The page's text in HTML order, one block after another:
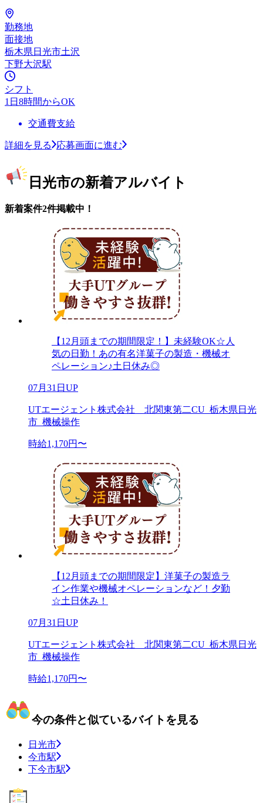
勤務地
面接地
栃木県日光市土沢
下野大沢駅
シフト
1日8時間からOK
交通費支給
詳細を見る 応募画面に進む
日光市の新着アルバイト
新着案件2件掲載中！
【12月頭までの期間限定！】未経験OK☆人
気の日勤！あの有名洋菓子の製造・機械オ
ペレーション♪土日休み◎
07月31日UP
UTエージェント株式会社 北関東第二CU_栃木県日光
市_機械操作
時給1,170円〜
【12月頭までの期間限定】洋菓子の製造ラ
イン作業や機械オペレーションなど！夕勤
☆土日休み！
07月31日UP
UTエージェント株式会社 北関東第二CU_栃木県日光
市_機械操作
時給1,170円〜
今の条件と似ているバイトを見る
日光市
今市駅
下今市駅